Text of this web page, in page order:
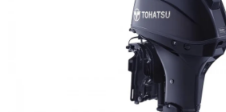
NAFUKOVACÍ ČLUNY